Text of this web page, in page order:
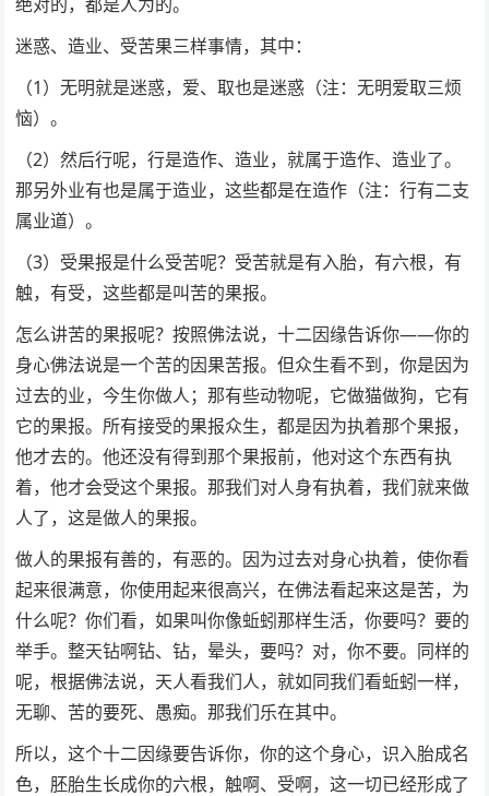
迷惑、造业、受苦果三样事情，其中：
（1）无明就是迷惑，爱、取也是迷惑（注：无明爱取三烦
恼）。
（2）然后行呢，行是造作、造业，就属于造作、造业了。
那另外业有也是属于造业，这些都是在造作（注：行有二支
属业道）。
（3）受果报是什么受苦呢？受苦就是有入胎，有六根，有
触，有受，这些都是叫苦的果报。
怎么讲苦的果报呢？按照佛法说，十二因缘告诉你——你的
身心佛法说是一个苦的因果苦报。但众生看不到，你是因为
过去的业，今生你做人；那有些动物呢，它做猫做狗，它有
它的果报。所有接受的果报众生，都是因为执着那个果报，
他才去的。他还没有得到那个果报前，他对这个东西有执
着，他才会受这个果报。那我们对人身有执着，我们就来做
人了，这是做人的果报。
做人的果报有善的，有恶的。因为过去对身心执着，使你看
起来很满意，你使用起来很高兴，在佛法看起来这是苦，为
什么呢？你们看，如果叫你像蚯蚓那样生活，你要吗？要的
举手。整天钻啊钻、钻，晕头，要吗？对，你不要。同样的
呢，根据佛法说，天人看我们人，就如同我们看蚯蚓一样，
无聊、苦的要死、愚痴。那我们乐在其中。
所以，这个十二因缘要告诉你，你的这个身心，识入胎成名
色，胚胎生长成你的六根，触啊、受啊，这一切已经形成了